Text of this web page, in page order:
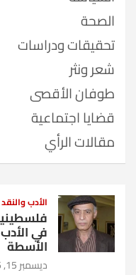
الصحة
تحقيقات ودراسات
شعر ونثر
طوفان الأقصى
قضايا اجتماعية
مقالات الرأي
الأدب والنقد
في
الأسطة
ديسمبر 15, 2025